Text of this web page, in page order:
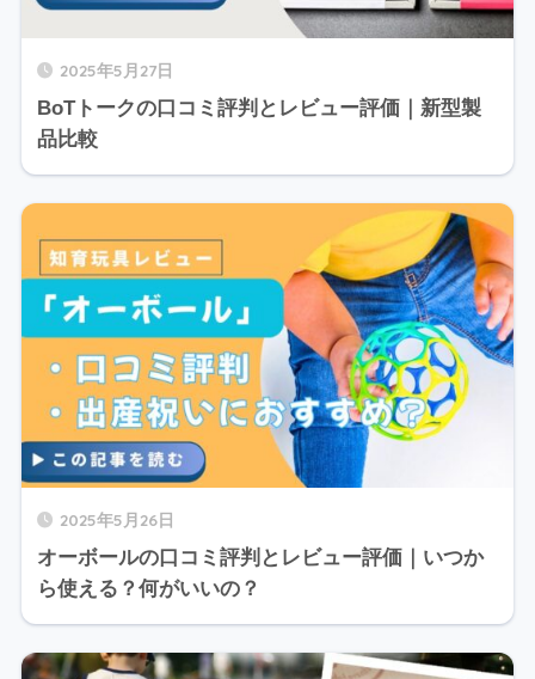
2025年5月27日
BoTトークの口コミ評判とレビュー評価｜新型製
品比較
2025年5月26日
オーボールの口コミ評判とレビュー評価｜いつか
ら使える？何がいいの？